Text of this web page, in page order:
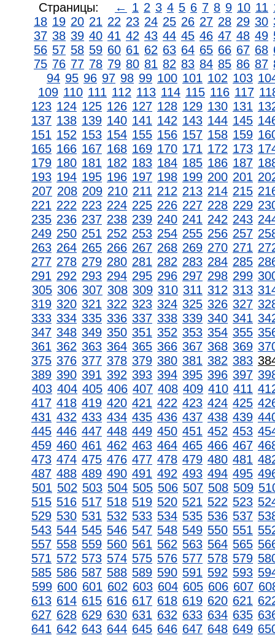
Страницы: ← 1 2 3 4 5 6 7 8 9 10 11
18 19 20 21 22 23 24 25 26 27 28 29 30
37 38 39 40 41 42 43 44 45 46 47 48 49
56 57 58 59 60 61 62 63 64 65 66 67 68
75 76 77 78 79 80 81 82 83 84 85 86 87
94 95 96 97 98 99 100 101 102 103
109 110 111 112 113 114 115 116 117
123 124 125 126 127 128 129 130 131
137 138 139 140 141 142 143 144 145
151 152 153 154 155 156 157 158 159
165 166 167 168 169 170 171 172 173
179 180 181 182 183 184 185 186 187
193 194 195 196 197 198 199 200 201
207 208 209 210 211 212 213 214 215
221 222 223 224 225 226 227 228 229
235 236 237 238 239 240 241 242 243
249 250 251 252 253 254 255 256 257
263 264 265 266 267 268 269 270 271
277 278 279 280 281 282 283 284 285
291 292 293 294 295 296 297 298 299
305 306 307 308 309 310 311 312 313
319 320 321 322 323 324 325 326 327
333 334 335 336 337 338 339 340 341
347 348 349 350 351 352 353 354 355
361 362 363 364 365 366 367 368 369
375 376 377 378 379 380 381 382 383
389 390 391 392 393 394 395 396 397
403 404 405 406 407 408 409 410 411
417 418 419 420 421 422 423 424 425
431 432 433 434 435 436 437 438 439
445 446 447 448 449 450 451 452 453
459 460 461 462 463 464 465 466 467
473 474 475 476 477 478 479 480 481
487 488 489 490 491 492 493 494 495
501 502 503 504 505 506 507 508 509
515 516 517 518 519 520 521 522 523
529 530 531 532 533 534 535 536 537
543 544 545 546 547 548 549 550 551
557 558 559 560 561 562 563 564 565
571 572 573 574 575 576 577 578 579
585 586 587 588 589 590 591 592 593
599 600 601 602 603 604 605 606 607
613 614 615 616 617 618 619 620 621
627 628 629 630 631 632 633 634 635
641 642 643 644 645 646 647 648 649